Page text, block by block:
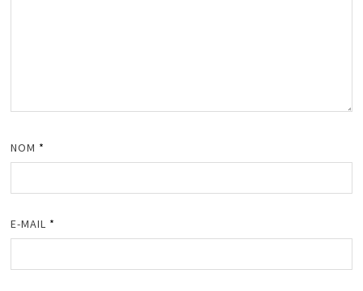
NOM *
E-MAIL *